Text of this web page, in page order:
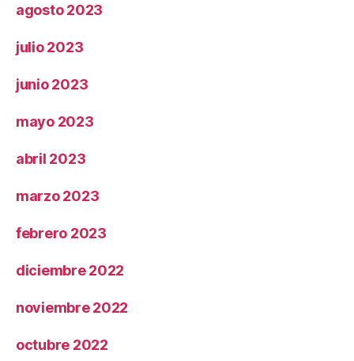
agosto 2023
julio 2023
junio 2023
mayo 2023
abril 2023
marzo 2023
febrero 2023
diciembre 2022
noviembre 2022
octubre 2022